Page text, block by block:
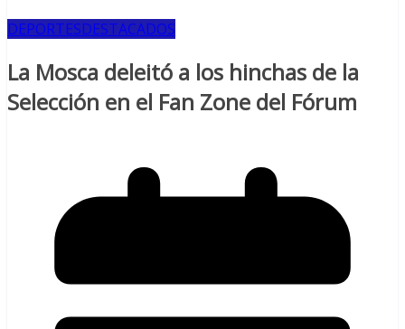
DEPORTESDESTACADOS
La Mosca deleitó a los hinchas de la
Selección en el Fan Zone del Fórum